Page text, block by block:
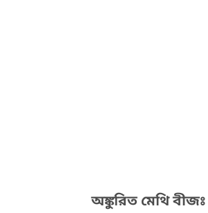
অঙ্কুরিত মেথি বীজঃ